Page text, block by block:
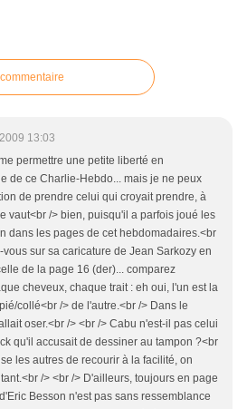
13:03
permettre une petite liberté en
de ce Charlie-Hebdo... mais je ne peux
de prendre celui qui croyait prendre, à
vaut<br /> bien, puisqu'il a parfois joué les
dans les pages de cet hebdomadaires.<br
vous sur sa caricature de Jean Sarkozy en
de la page 16 (der)... comparez
cheveux, chaque trait : eh oui, l'un est la
collé<br /> de l'autre.<br /> Dans le
oser.<br /> <br /> Cabu n'est-il pas celui
qu'il accusait de dessiner au tampon ?<br
les autres de recourir à la facilité, on
/> <br /> D'ailleurs, toujours en page
Besson n'est pas sans ressemblance